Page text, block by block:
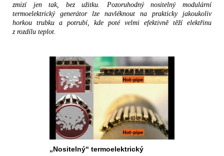
zmizí jen tak, bez užitku. Pozoruhodný nositelný modulární
termoelektrický generátor lze navléknout na prakticky jakoukoliv
horkou trubku a potrubí, kde poté velmi efektivně těží elektřinu
z rozdílu teplot.
„Nositelný“ termoelektrický